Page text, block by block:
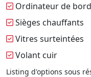
Ordinateur de bord
Sièges chauffants
Vitres surteintées
Volant cuir
Listing d'options sous